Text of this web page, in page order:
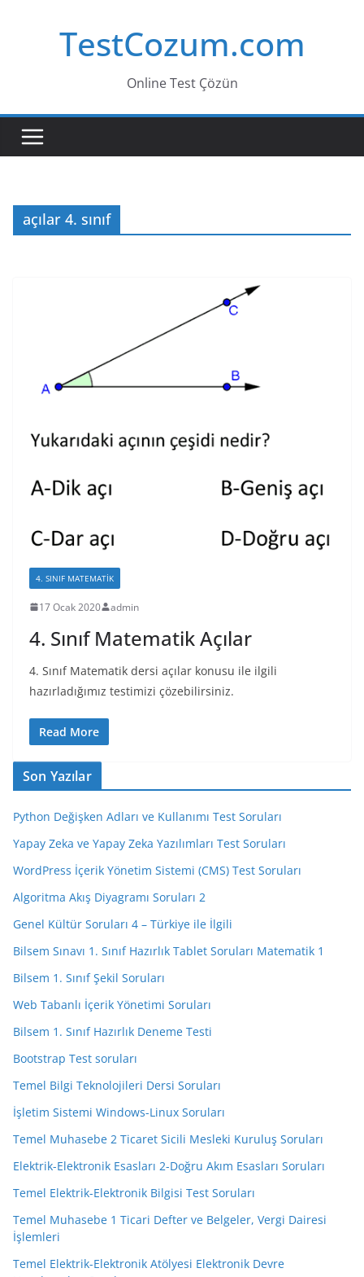
TestCozum.com
Online Test Çözün
açılar 4. sınıf
4. SINIF MATEMATIK
17 Ocak 2020 admin
4. Sınıf Matematik Açılar
4. Sınıf Matematik dersi açılar konusu ile ilgili
hazırladığımız testimizi çözebilirsiniz.
Read More
Son Yazılar
Python Değişken Adları ve Kullanımı Test Soruları
Yapay Zeka ve Yapay Zeka Yazılımları Test Soruları
WordPress İçerik Yönetim Sistemi (CMS) Test Soruları
Algoritma Akış Diyagramı Soruları 2
Genel Kültür Soruları 4 – Türkiye ile İlgili
Bilsem Sınavı 1. Sınıf Hazırlık Tablet Soruları Matematik 1
Bilsem 1. Sınıf Şekil Soruları
Web Tabanlı İçerik Yönetimi Soruları
Bilsem 1. Sınıf Hazırlık Deneme Testi
Bootstrap Test soruları
Temel Bilgi Teknolojileri Dersi Soruları
İşletim Sistemi Windows-Linux Soruları
Temel Muhasebe 2 Ticaret Sicili Mesleki Kuruluş Soruları
Elektrik-Elektronik Esasları 2-Doğru Akım Esasları Soruları
Temel Elektrik-Elektronik Bilgisi Test Soruları
Temel Muhasebe 1 Ticari Defter ve Belgeler, Vergi Dairesi
İşlemleri
Temel Elektrik-Elektronik Atölyesi Elektronik Devre